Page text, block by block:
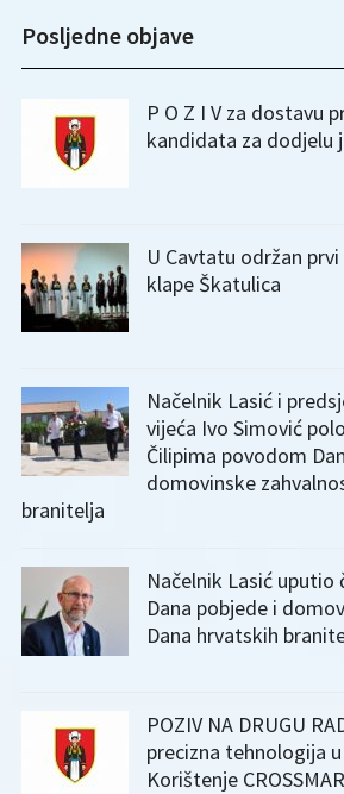
Posljedne objave
P O Z I V za dostavu
kandidata za dodjelu
U Cavtatu održan
klape Škatulica
Načelnik Lasić i
vijeća Ivo Simović
Čilipima povodom
domovinske
branitelja
Načelnik Lasić
Dana pobjede i
Dana hrvatskih
POZIV NA DRUGU
precizna tehnologija
Korištenje